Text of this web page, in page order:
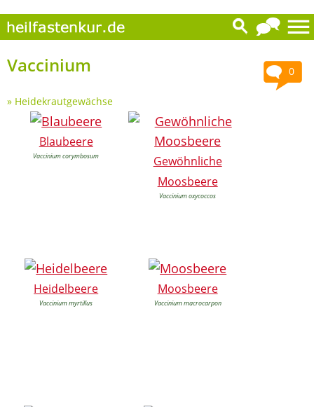
0
Vaccinium
» Heidekrautgewächse
Blaubeere
Vaccinium corymbosum
Gewöhnliche
Moosbeere
Vaccinium oxycoccos
Heidelbeere
Vaccinium myrtillus
Moosbeere
Vaccinium macrocarpon